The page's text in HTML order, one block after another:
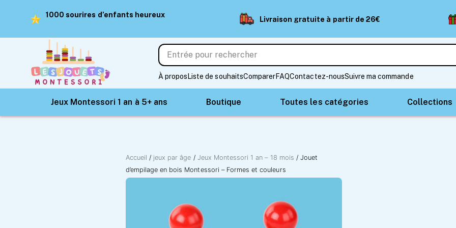
1000 sourires d’enfants heureux
Livraison gratuite à partir de 26€
À propos Liste de souhaitsComparerFAQContactez-nousSuivre ma commande
Jeux Montessori 1 an à 5+ ans Boutique Toutes les catégories Collections
Accueil / jeux par âge / Jeux Montessori 1 an – 18 mois / Jouet
d’empilage en bois Montessori – Formes et couleurs